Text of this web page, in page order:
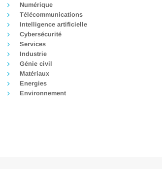
Numérique
Télécommunications
Intelligence artificielle
Cybersécurité
Services
Industrie
Génie civil
Matériaux
Energies
Environnement